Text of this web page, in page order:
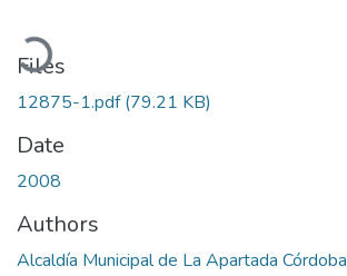
Files
12875-1.pdf(79.21 KB)
Date
2008
Authors
Alcaldía Municipal de La Apartada Córdoba